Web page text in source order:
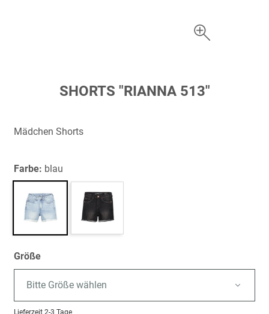
springen
SHORTS "RIANNA 513"
Mädchen Shorts
Farbe: blau
Größe
Bitte Größe wählen
Lieferzeit 2-3 Tage